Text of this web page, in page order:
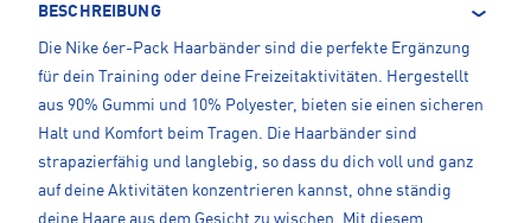
BESCHREIBUNG
Die Nike 6er-Pack Haarbänder sind die perfekte Ergänzung
für dein Training oder deine Freizeitaktivitäten. Hergestellt
aus 90% Gummi und 10% Polyester, bieten sie einen sicheren
Halt und Komfort beim Tragen. Die Haarbänder sind
strapazierfähig und langlebig, so dass du dich voll und ganz
auf deine Aktivitäten konzentrieren kannst, ohne ständig